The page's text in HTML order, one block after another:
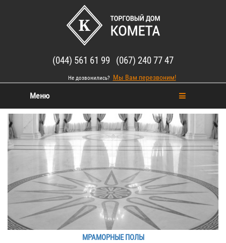
(044) 561 61 99 (067) 240 77 47
Не дозвонились? Мы Вам перезвоним!
Меню
МРАМОРНЫЕ ПОЛЫ